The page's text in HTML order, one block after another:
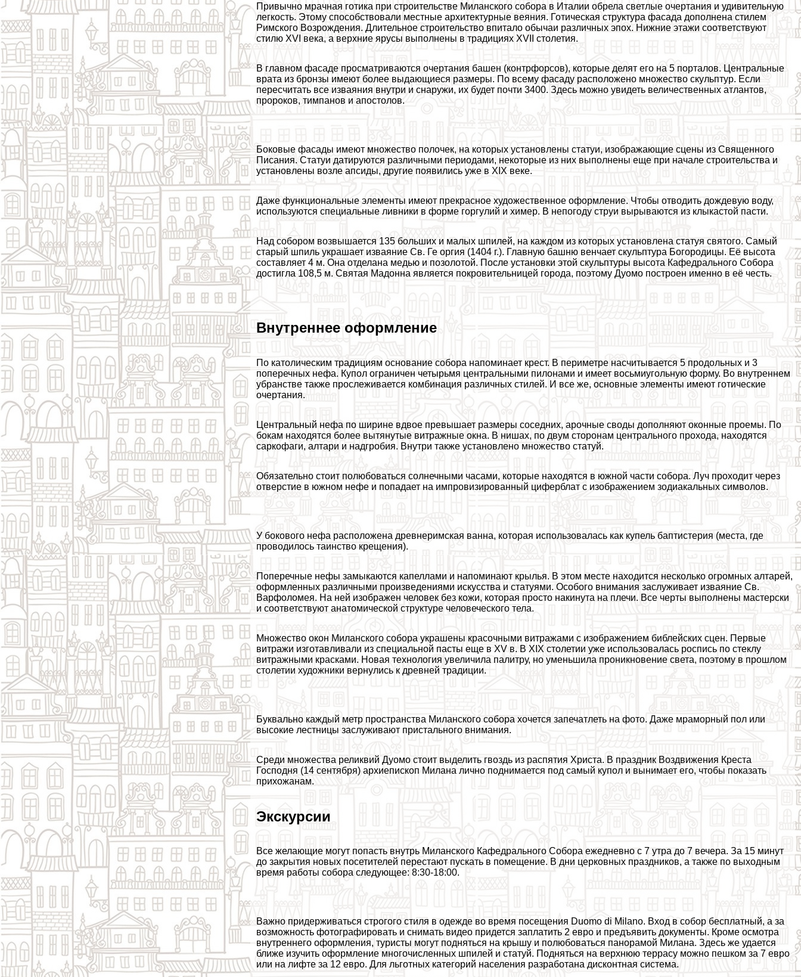
Привычно мрачная готика при строительстве Миланского собора в Италии обрела светлые очертания и удивительную
легкость. Этому способствовали местные архитектурные веяния. Готическая структура фасада дополнена стилем
Римского Возрождения. Длительное строительство впитало обычаи различных эпох. Нижние этажи соответствуют
стилю XVI века, а верхние ярусы выполнены в традициях XVII столетия.
В главном фасаде просматриваются очертания башен (контрфорсов), которые делят его на 5 порталов. Центральные
врата из бронзы имеют более выдающиеся размеры. По всему фасаду расположено множество скульптур. Если
пересчитать все изваяния внутри и снаружи, их будет почти 3400. Здесь можно увидеть величественных атлантов,
пророков, тимпанов и апостолов.
Боковые фасады имеют множество полочек, на которых установлены статуи, изображающие сцены из Священного
Писания. Статуи датируются различными периодами, некоторые из них выполнены еще при начале строительства и
установлены возле апсиды, другие появились уже в XIX веке.
Даже функциональные элементы имеют прекрасное художественное оформление. Чтобы отводить дождевую воду,
используются специальные ливники в форме горгулий и химер. В непогоду струи вырываются из клыкастой пасти.
Над собором возвышается 135 больших и малых шпилей, на каждом из которых установлена статуя святого. Самый
старый шпиль украшает изваяние Св. Ге opгия (1404 г.). Главную башню венчает скульптура Богородицы. Её высота
составляет 4 м. Она отделана медью и позолотой. После установки этой скульптуры высота Кафедрального Собора
достигла 108,5 м. Святая Мадонна является покровительницей города, поэтому Дуомо построен именно в её честь.
Внутреннее оформление
По католическим традициям основание собора напоминает крест. В периметре насчитывается 5 продольных и 3
поперечных нефа. Купол ограничен четырьмя центральными пилонами и имеет восьмиугольную форму. Во внутреннем
убранстве также прослеживается комбинация различных стилей. И все же, основные элементы имеют готические
очертания.
Центральный нефа по ширине вдвое превышает размеры соседних, арочные своды дополняют оконные проемы. По
бокам находятся более вытянутые витражные окна. В нишах, по двум сторонам центрального прохода, находятся
саркофаги, алтари и надгробия. Внутри также установлено множество статуй.
Обязательно стоит полюбоваться солнечными часами, которые находятся в южной части собора. Луч проходит через
отверстие в южном нефе и попадает на импровизированный циферблат с изображением зодиакальных символов.
У бокового нефа расположена древнеримская ванна, которая использовалась как купель баптистерия (места, где
проводилось таинство крещения).
Поперечные нефы замыкаются капеллами и напоминают крылья. В этом месте находится несколько огромных алтарей,
оформленных различными произведениями искусства и статуями. Особого внимания заслуживает изваяние Св.
Варфоломея. На ней изображен человек без кожи, которая просто накинута на плечи. Все черты выполнены мастерски
и соответствуют анатомической структуре человеческого тела.
Множество окон Миланского собора украшены красочными витражами с изображением библейских сцен. Первые
витражи изготавливали из специальной пасты еще в XV в. В XIX столетии уже использовалась роспись по стеклу
витражными красками. Новая технология увеличила палитру, но уменьшила проникновение света, поэтому в прошлом
столетии художники вернулись к древней традиции.
Буквально каждый метр прострaнcтва Миланского собора хочется запечатлеть на фото. Даже мраморный пол или
высокие лестницы заслуживают пристального внимания.
Среди множества реликвий Дуомо стоит выделить гвоздь из распятия Христа. В праздник Воздвижения Креста
Господня (14 сентября) архиепископ Милана лично поднимается под самый купол и вынимает его, чтобы показать
прихожанам.
Экскурсии
Все желающие могут попасть внутрь Миланского Кафедрального Собора ежедневно с 7 утра до 7 вечера. За 15 минут
до закрытия новых посетителей перестают пускать в помещение. В дни церковных праздников, а также по выходным
время работы собора следующее: 8:30-18:00.
Важно придерживаться строгого стиля в одежде во время посещения Duomo di Milano. Вход в собор бесплатный, а за
возможность фотографировать и снимать видео придется заплатить 2 евро и предъявить документы. Кроме осмотра
внутреннего оформления, туристы могут подняться на крышу и полюбоваться панорамой Милана. Здесь же удается
ближе изучить оформление многочисленных шпилей и статуй. Подняться на верхнюю террасу можно пешком за 7 евро
или на лифте за 12 евро. Для льготных категорий населения разработана дисконтная система.